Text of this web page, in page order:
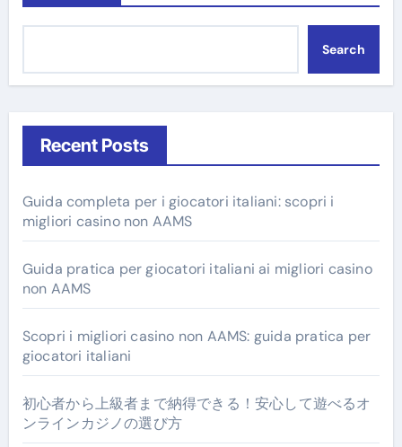
Search
Recent Posts
Guida completa per i giocatori italiani: scopri i
migliori casino non AAMS
Guida pratica per giocatori italiani ai migliori casino
non AAMS
Scopri i migliori casino non AAMS: guida pratica per
giocatori italiani
初心者から上級者まで納得できる！安心して遊べるオ
ンラインカジノの選び方